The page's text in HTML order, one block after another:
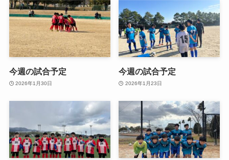
今週の試合予定
2026年1月30日
今週の試合予定
2026年1月23日